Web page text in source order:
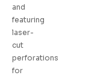
and
featuring
laser-
cut
perforations
for